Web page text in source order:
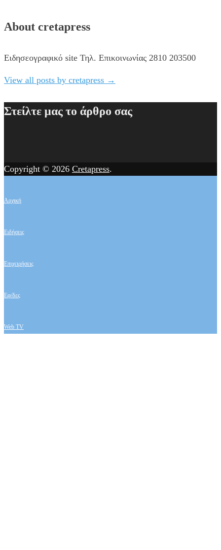
About cretapress
Ειδησεογραφικό site Τηλ. Επικοινωνίας 2810 203500
View all posts by cretapress →
Στείλτε μας το άρθρο σας
Copyright © 2026 Cretapress.
Αρχική
Ειδήσεις
Επιχειρήσεις
Εφ/δες
Web TV